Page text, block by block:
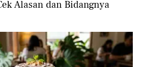
Alasan dan Bidangnya